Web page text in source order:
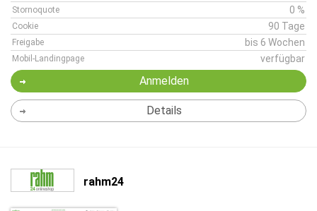
Stornoquote 0 %
Cookie 90 Tage
Freigabe bis 6 Wochen
Mobil-Landingpage verfügbar
Anmelden
Details
rahm24